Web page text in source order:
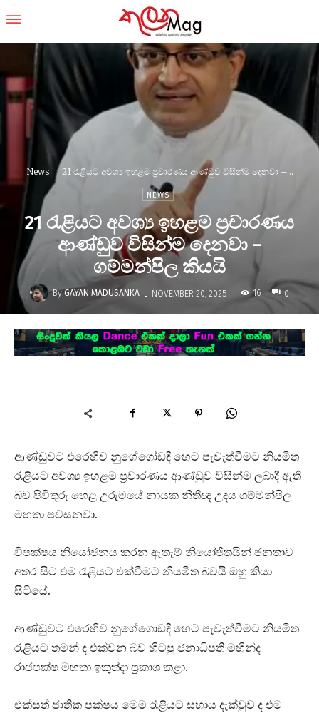
News 21 රැළියට අවශ්‍ය ඉහළම ප්‍රචාරණය ආණ්ඩුව විසින්ම දෙනවා –...
NEWS
21 රැළියට අවශ්‍ය ඉහළම ප්‍රචාරණය
ආණ්ඩුව විසින්ම දෙනවා –
ගම්මන්පිල කියයි
By GAYAN MADUSANKA - NOVEMBER 20, 2025 16 0
ආණ්ඩුවට එරෙහිව නුගේගෝඩදී හෙට පැවැත්වීමට නියමිත
රැළියට අවශ්‍ය ඉහළම ප්‍රචාරණය ආණ්ඩුව විසින්ම ලබාදී ඇති
බව පිවිතුරු හෙළ උරුමයේ නායක නීතීඥ උදය ගම්මන්පිල
මහතා පවසනවා.
විපක්ෂය නියෝජනය කරන ඇතැම් නියෝජිතයින් ජනතාව
අතර සිට එම රැළියට එක්වීමට නියමිත බවයි ඔහු කියා
සිටියේ.
ආණ්ඩුවට එරෙහිව නුගේගොඩදී හෙට පැවැත්වීමට නියමිත
රැළියට තමන් ද එක්වන බව හිටපු ජනාධිපති මහින්ද
රාජපක්ෂ මහතා ඉකුත්දා ප්‍රකාශ කළා.
එක්සත් ජාතික පක්ෂය මෙම රැළියට සහාය දැක්වුව ද එම